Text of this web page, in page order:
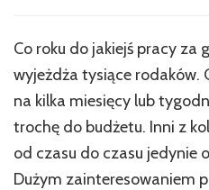
podatku
Holandii
–
dlaczego
warto
z
pomocą
Co roku do jakiejś pracy za
wyjeżdża tysiące rodaków.
na kilka miesięcy lub
trochę do budżetu. Inni z
od czasu do czasu jedynie
Dużym zainteresowaniem